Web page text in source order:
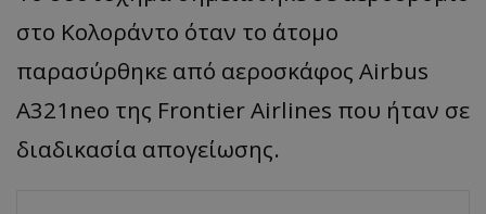
στο Κολοράντο όταν το άτομο
παρασύρθηκε από αεροσκάφος Airbus
A321neo της Frontier Airlines που ήταν σε
διαδικασία απογείωσης.